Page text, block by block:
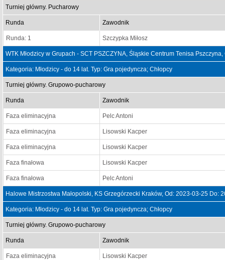
Turniej główny. Pucharowy
Runda Zawodnik
Runda: 1 Szczypka Miłosz
WTK Młodzicy w Grupach - SCT PSZCZYNA, Śląskie Centrum Tenisa
Kategoria: Młodzicy - do 14 lat. Typ: Gra pojedyncza; Chłopcy
Turniej główny. Grupowo-pucharowy
Runda Zawodnik
Faza eliminacyjna Pelc Antoni
Faza eliminacyjna Lisowski Kacper
Faza eliminacyjna Lisowski Kacper
Faza finałowa Lisowski Kacper
Faza finałowa Pelc Antoni
Halowe Mistrzostwa Małopolski, KS Grzegórzecki Kraków, Od: 2023-03-25 Do:
Kategoria: Młodzicy - do 14 lat. Typ: Gra pojedyncza; Chłopcy
Turniej główny. Grupowo-pucharowy
Runda Zawodnik
Faza eliminacyjna Lisowski Kacper